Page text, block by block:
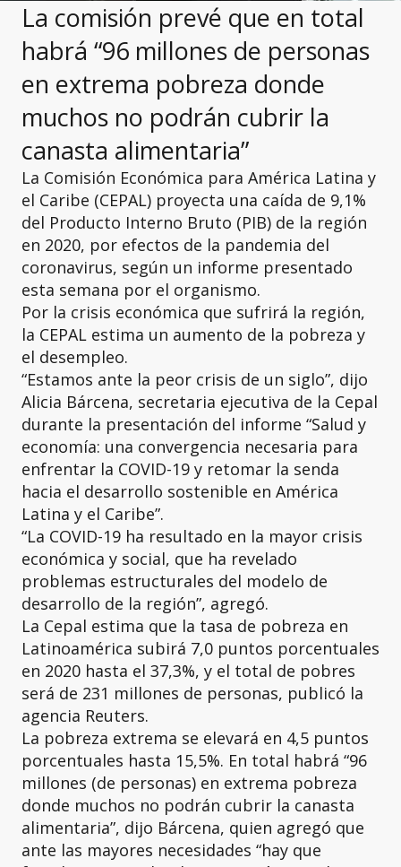
La comisión prevé que en total
habrá “96 millones de personas
en extrema pobreza donde
muchos no podrán cubrir la
canasta alimentaria”
La Comisión Económica para América Latina y
el Caribe (CEPAL) proyecta una caída de 9,1%
del Producto Interno Bruto (PIB) de la región
en 2020, por efectos de la pandemia del
coronavirus, según un informe presentado
esta semana por el organismo.
Por la crisis económica que sufrirá la región,
la CEPAL estima un aumento de la pobreza y
el desempleo.
“Estamos ante la peor crisis de un siglo”, dijo
Alicia Bárcena, secretaria ejecutiva de la Cepal
durante la presentación del informe “Salud y
economía: una convergencia necesaria para
enfrentar la COVID-19 y retomar la senda
hacia el desarrollo sostenible en América
Latina y el Caribe”.
“La COVID-19 ha resultado en la mayor crisis
económica y social, que ha revelado
problemas estructurales del modelo de
desarrollo de la región”, agregó.
La Cepal estima que la tasa de pobreza en
Latinoamérica subirá 7,0 puntos porcentuales
en 2020 hasta el 37,3%, y el total de pobres
será de 231 millones de personas, publicó la
agencia Reuters.
La pobreza extrema se elevará en 4,5 puntos
porcentuales hasta 15,5%. En total habrá “96
millones (de personas) en extrema pobreza
donde muchos no podrán cubrir la canasta
alimentaria”, dijo Bárcena, quien agregó que
ante las mayores necesidades “hay que